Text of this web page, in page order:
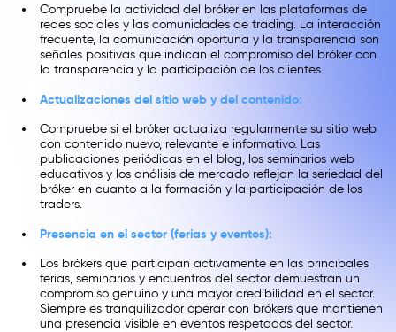
Compruebe la actividad del bróker en las plataformas de
redes sociales y las comunidades de trading. La interacción
frecuente, la comunicación oportuna y la transparencia son
señales positivas que indican el compromiso del bróker con
la transparencia y la participación de los clientes.
Actualizaciones del sitio web y del contenido:
Compruebe si el bróker actualiza regularmente su sitio web
con contenido nuevo, relevante e informativo. Las
publicaciones periódicas en el blog, los seminarios web
educativos y los análisis de mercado reflejan la seriedad del
bróker en cuanto a la formación y la participación de los
traders.
Presencia en el sector (ferias y eventos):
Los brókers que participan activamente en las principales
ferias, seminarios y encuentros del sector demuestran un
compromiso genuino y una mayor credibilidad en el sector.
Siempre es tranquilizador operar con brókers que mantienen
una presencia visible en eventos respetados del sector.